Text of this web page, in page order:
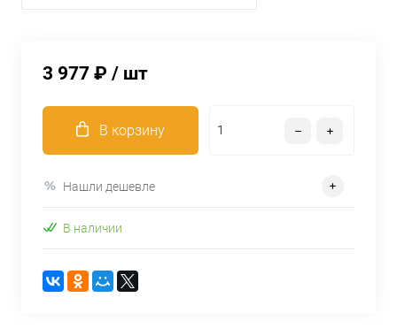
3 977 ₽ / шт
В корзину
Нашли дешевле
В наличии